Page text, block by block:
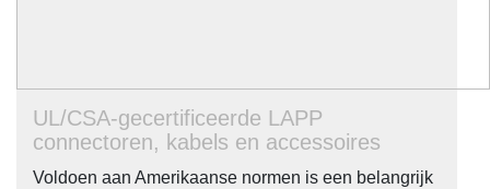
UL/CSA-gecertificeerde LAPP
connectoren, kabels en accessoires
Voldoen aan Amerikaanse normen is een belangrijk